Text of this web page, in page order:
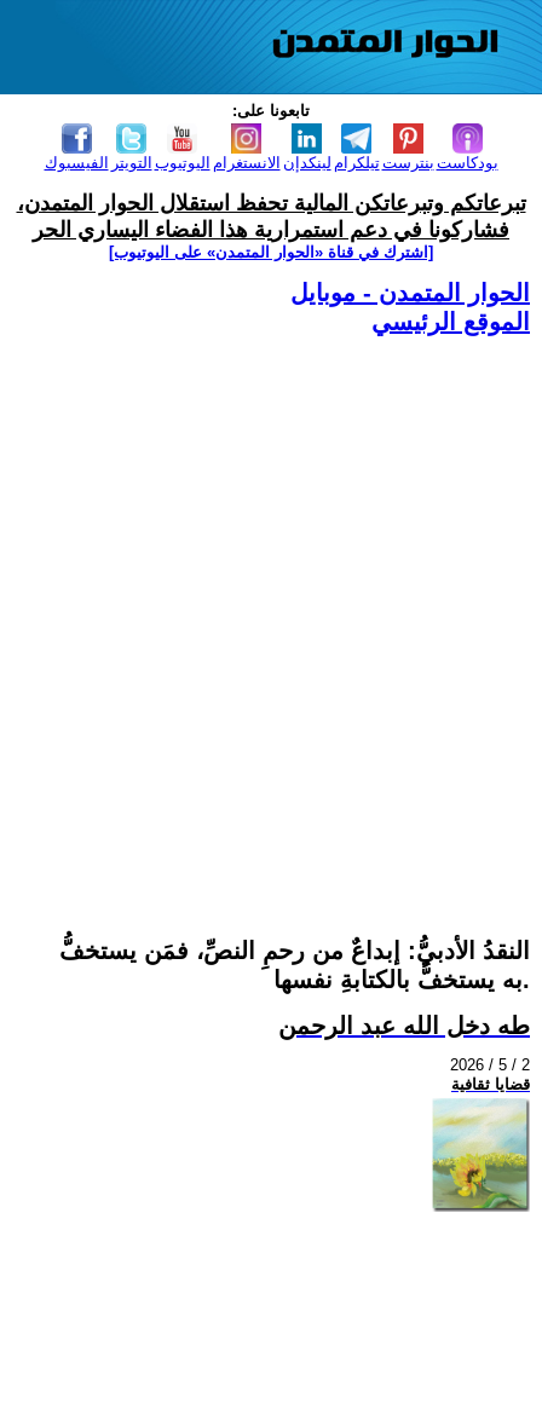
تابعونا على:
الفيسبوك التويتر اليوتيوب الانستغرام لينكدإن تيلكرامبنترست بودكاست
تبرعاتكم وتبرعاتكن المالية تحفظ استقلال الحوار المتمدن،
فشاركونا في دعم استمرارية هذا الفضاء اليساري الحر
[اشترك في قناة ‫«الحوار المتمدن» على اليوتيوب]
الحوار المتمدن - موبايل
الموقع الرئيسي
النقدُ الأدبيُّ: إبداعٌ من رحمِ النصِّ، فمَن يستخفُّ
به يستخفُّ بالكتابةِ نفسها.
طه دخل الله عبد الرحمن
2026 / 5 / 2
قضايا ثقافية